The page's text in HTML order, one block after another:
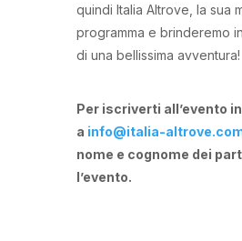
quindi Italia Altrove, la sua
programma e brinderemo
di una bellissima avventura!
Per iscriverti all’evento
a info@italia-
nome e cognome dei
l’evento.